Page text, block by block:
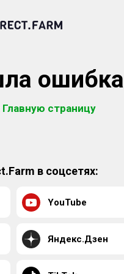
ошибка
страницу
в соцсетях:
YouTube
Яндекс.Дзен